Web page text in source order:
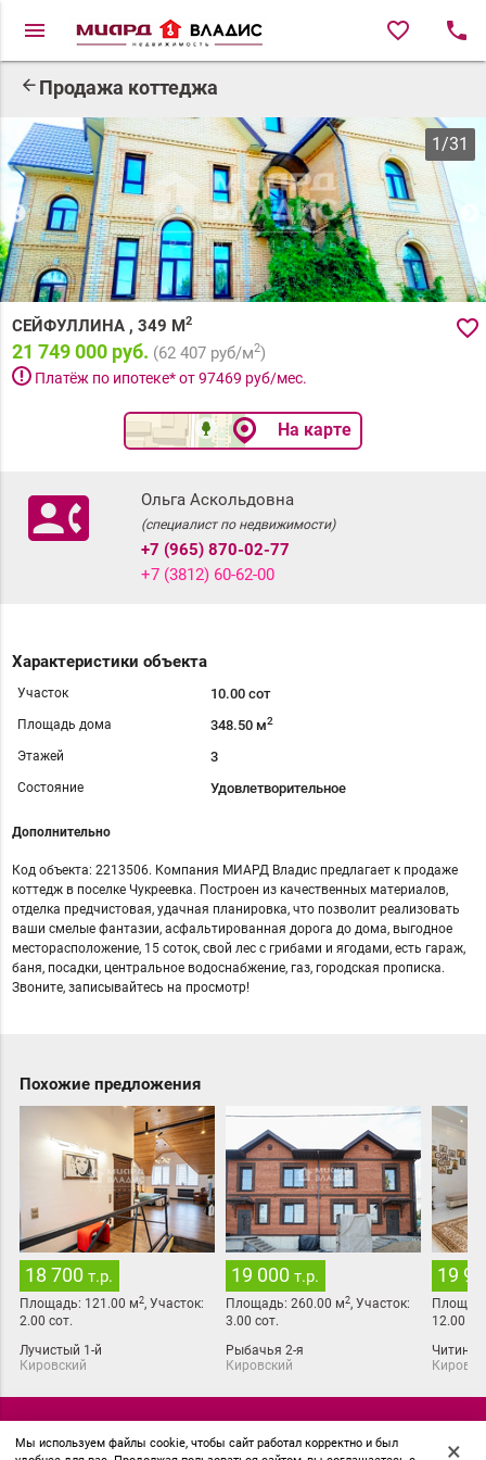
Мы используем файлы cookie, чтобы сайт работал корректно и был
×
menu favorite_border local_phone
arrow_back Продажа коттеджа
1/31
favorite_border
СЕЙФУЛЛИНА , 349 М2
21 749 000 руб. (62 407руб/м2)
priority_highПлатёж по ипотеке* от97469 руб/мес.
На карте
contact_phone Ольга Аскольдовна
(специалист по недвижимости)
+7 (965) 870-02-77
+7 (3812) 60-62-00
Характеристики объекта
Участок 10.00 сот
Площадь дома 348.50 м2
Этажей 3
Состояние Удовлетворительное
Дополнительно
Код объекта: 2213506. Компания МИАРД Владис предлагает к продаже
коттедж в поселке Чукреевка. Построен из качественных материалов,
отделка предчистовая, удачная планировка, что позволит реализовать
ваши смелые фантазии, асфальтированная дорога до дома, выгодное
месторасположение, 15 соток, свой лес с грибами и ягодами, есть гараж,
баня, посадки, центральное водоснабжение, газ, городская прописка.
Звоните, записывайтесь на просмотр!
Похожие предложения
18 700 т.р.
Площадь: 121.00 м2, Участок:
2.00 сот.
Лучистый 1-й
Кировский
19 000 т.р.
Площадь: 260.00 м2, Участок:
3.00 сот.
Рыбачья 2-я
Кировский
19
12.00
© 2018 АН Миард